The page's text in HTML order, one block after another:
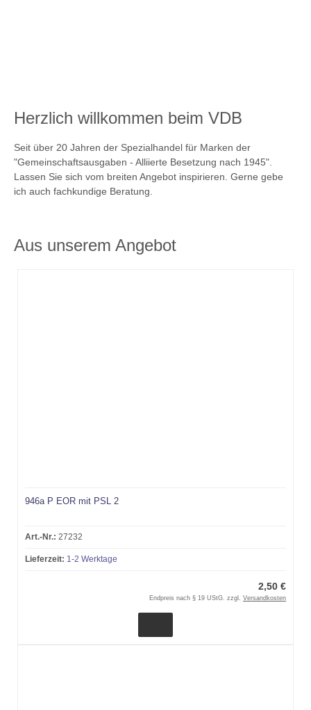
Herzlich willkommen beim VDB
Seit über 20 Jahren der Spezialhandel für Marken der
"Gemeinschaftsausgaben - Alliierte Besetzung nach 1945".
Lassen Sie sich vom breiten Angebot inspirieren. Gerne gebe
ich auch fachkundige Beratung.
Aus unserem Angebot
946a P EOR mit PSL 2
Art.-Nr.: 27232
Lieferzeit: 1-2 Werktage
2,50 €
Endpreis nach § 19 UStG. zzgl. Versandkosten